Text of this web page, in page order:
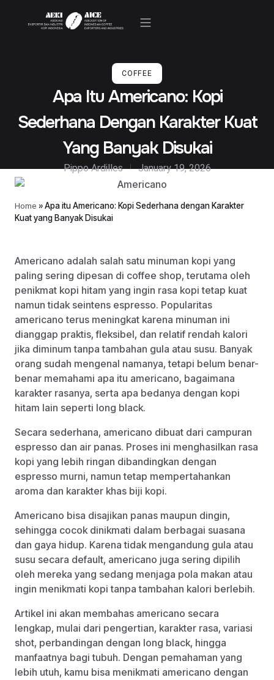
COFFEE
Apa Itu Americano: Kopi
Sederhana Dengan Karakter Kuat
Yang Banyak Disukai
Pippo Ardilles January 19, 2026
Home »Apa itu Americano: Kopi Sederhana dengan Karakter
Kuat yang Banyak Disukai
Americano adalah salah satu minuman kopi yang
paling sering dipesan di coffee shop, terutama oleh
penikmat kopi hitam yang ingin rasa kopi tetap kuat
namun tidak seintens espresso. Popularitas
americano terus meningkat karena minuman ini
dianggap praktis, fleksibel, dan relatif rendah kalori
jika diminum tanpa tambahan gula atau susu. Banyak
orang sudah mengenal namanya, tetapi belum benar-
benar memahami apa itu americano, bagaimana
karakter rasanya, serta apa bedanya dengan kopi
hitam lain seperti long black.
Secara sederhana, americano dibuat dari campuran
espresso dan air panas. Proses ini menghasilkan rasa
kopi yang lebih ringan dibandingkan dengan
espresso murni, namun tetap mempertahankan
aroma dan karakter khas biji kopi.
Americano bisa disajikan panas maupun dingin,
sehingga cocok dinikmati dalam berbagai suasana
dan gaya hidup. Karena tidak mengandung gula atau
susu secara default, americano juga sering dipilih
oleh mereka yang sedang menjaga pola makan atau
ingin menikmati kopi tanpa tambahan kalori berlebih.
Artikel ini akan membahas americano secara
lengkap, mulai dari pengertian, karakter rasa, variasi
shot, perbandingan dengan long black, hingga
manfaatnya bagi tubuh. Dengan pemahaman yang
lebih utuh, kamu bisa menikmati americano dengan